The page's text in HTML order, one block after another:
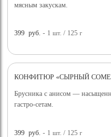
мясным закускам.
399 руб. - 1шт. / 125г
КОНФИТЮР «СЫРНЫЙ
Брусника с анисом —
гастро-сетам.
399 руб. - 1шт. / 125г